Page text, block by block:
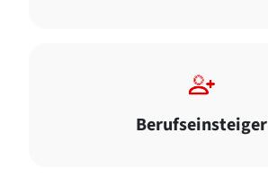
Berufseinsteiger